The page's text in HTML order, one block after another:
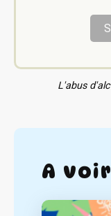
L'abus
A